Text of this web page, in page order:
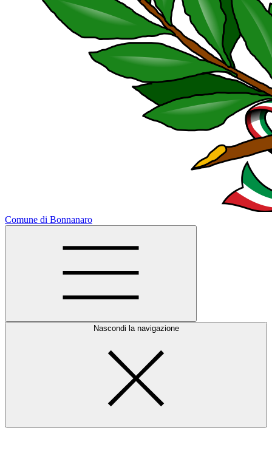
Comune di Bonnanaro
Nascondi la navigazione